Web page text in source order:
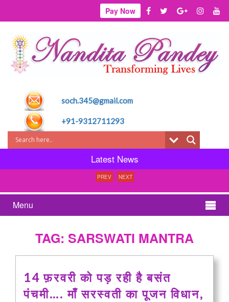
Pay Now
soch.345@gmail.com
+91-9312711293
Latest News
PREV NEXT
Menu
TAG: SARSWATI MANTRA
14 फ़रवरी को पड़ रही है बसंत
पंचमी…. माँ सरस्वती का पूजन विधान,